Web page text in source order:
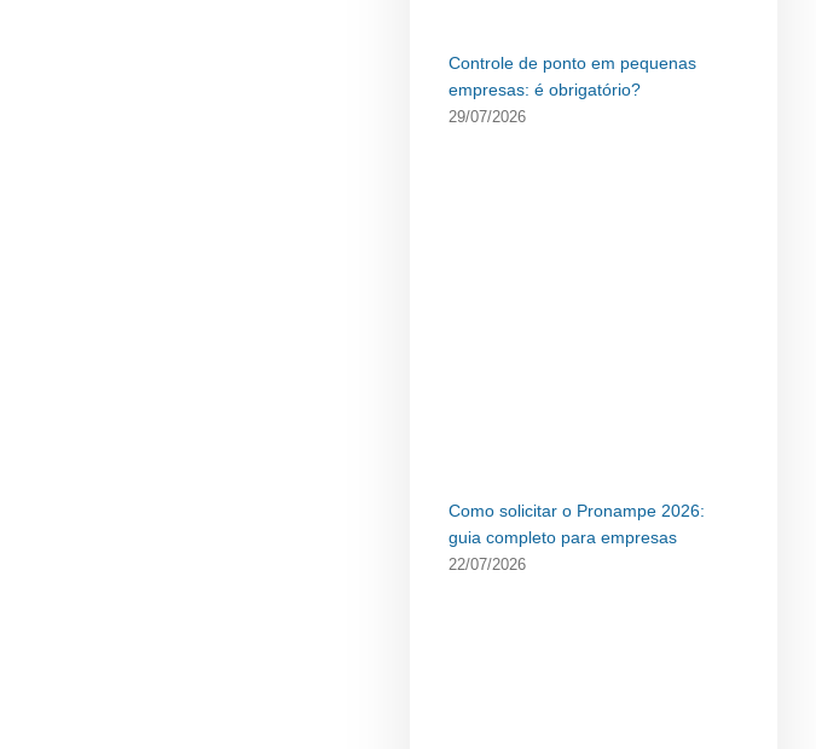
Controle de ponto em pequenas
empresas: é obrigatório?
29/07/2026
Como solicitar o Pronampe 2026:
guia completo para empresas
22/07/2026